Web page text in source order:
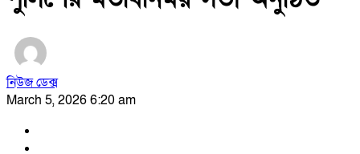
নিউজ ডেক্স
March 5, 2026 6:20 am